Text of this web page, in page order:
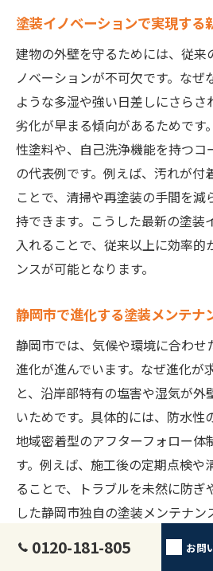
塗装イノベーションで実現する
建物の外壁を守るためには、従来
ノベーションが不可欠です。なぜ
ような多湿や強い日差しにさらさ
劣化が早まる傾向があるためです
性塗料や、自己洗浄機能を持つコ
の代表例です。例えば、汚れが付
ことで、清掃や再塗装の手間を
持できます。こうした最新の塗装
入れることで、従来以上に効率的
ンスが可能となります。
静岡市で進化する塗装メンテナ
静岡市では、気候や環境に合わせ
進化が進んでいます。なぜ進化が
と、沿岸部特有の塩害や湿気が外
いためです。具体的には、防水性
地域密着型のアフターフォロー体
す。例えば、施工後の定期点検や
ることで、トラブルを未然に防ぎ
した静岡市独自の塗装メンテナ
とで、建物の寿命をより長く保つ
0120-181-805 お問